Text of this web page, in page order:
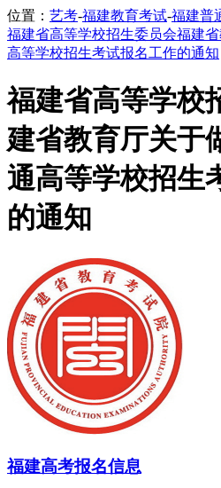
位置： 艺考-福建教育考试-福建普
福建省高等学校招生委员会福建
高等学校招生考试报名工作的通知
福建省高等学校
建省教育厅关于
通高等学校招生
的通知
福建高考报名信息